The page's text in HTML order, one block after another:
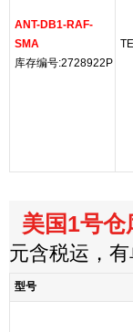
ANT-DB1-RAF-
SMA
库存编号:2728922P
美国1号仓
元含税运，
型号